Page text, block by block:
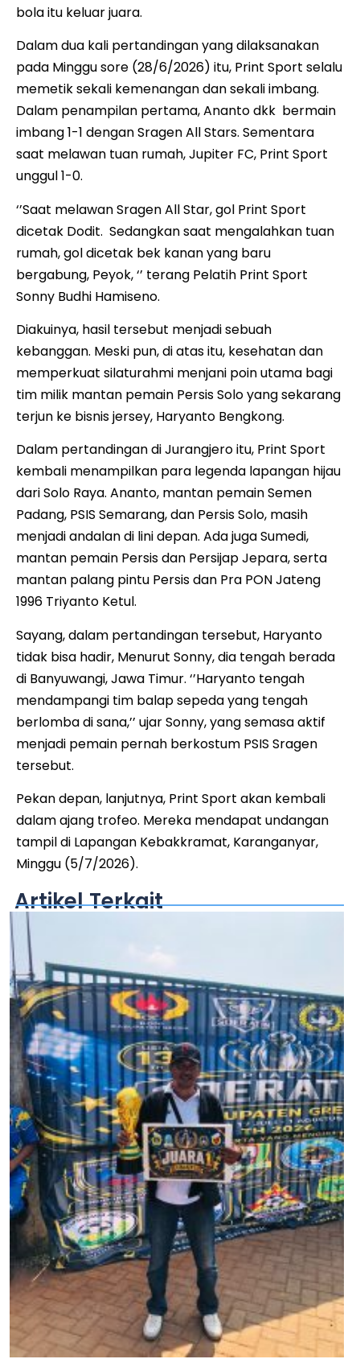
bola itu keluar juara.
Dalam dua kali pertandingan yang dilaksanakan
pada Minggu sore (28/6/2026) itu, Print Sport selalu
memetik sekali kemenangan dan sekali imbang.
Dalam penampilan pertama, Ananto dkk bermain
imbang 1-1 dengan Sragen All Stars. Sementara
saat melawan tuan rumah, Jupiter FC, Print Sport
unggul 1-0.
‘’Saat melawan Sragen All Star, gol Print Sport
dicetak Dodit. Sedangkan saat mengalahkan tuan
rumah, gol dicetak bek kanan yang baru
bergabung, Peyok, ‘’ terang Pelatih Print Sport
Sonny Budhi Hamiseno.
Diakuinya, hasil tersebut menjadi sebuah
kebanggan. Meski pun, di atas itu, kesehatan dan
memperkuat silaturahmi menjani poin utama bagi
tim milik mantan pemain Persis Solo yang sekarang
terjun ke bisnis jersey, Haryanto Bengkong.
Dalam pertandingan di Jurangjero itu, Print Sport
kembali menampilkan para legenda lapangan hijau
dari Solo Raya. Ananto, mantan pemain Semen
Padang, PSIS Semarang, dan Persis Solo, masih
menjadi andalan di lini depan. Ada juga Sumedi,
mantan pemain Persis dan Persijap Jepara, serta
mantan palang pintu Persis dan Pra PON Jateng
1996 Triyanto Ketul.
Sayang, dalam pertandingan tersebut, Haryanto
tidak bisa hadir, Menurut Sonny, dia tengah berada
di Banyuwangi, Jawa Timur. ‘’Haryanto tengah
mendampangi tim balap sepeda yang tengah
berlomba di sana,’’ ujar Sonny, yang semasa aktif
menjadi pemain pernah berkostum PSIS Sragen
tersebut.
Pekan depan, lanjutnya, Print Sport akan kembali
dalam ajang trofeo. Mereka mendapat undangan
tampil di Lapangan Kebakkramat, Karanganyar,
Minggu (5/7/2026).
Artikel Terkait